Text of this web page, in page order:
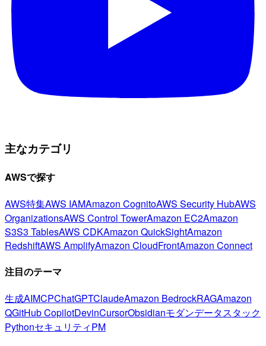
主なカテゴリ
AWSで探す
AWS特集AWS IAMAmazon CognitoAWS Security HubAWS
OrganizationsAWS Control TowerAmazon EC2Amazon
S3S3 TablesAWS CDKAmazon QuickSightAmazon
RedshiftAWS AmplifyAmazon CloudFrontAmazon Connect
注目のテーマ
生成AIMCPChatGPTClaudeAmazon BedrockRAGAmazon
QGitHub CopilotDevinCursorObsidianモダンデータスタック
PythonセキュリティPM